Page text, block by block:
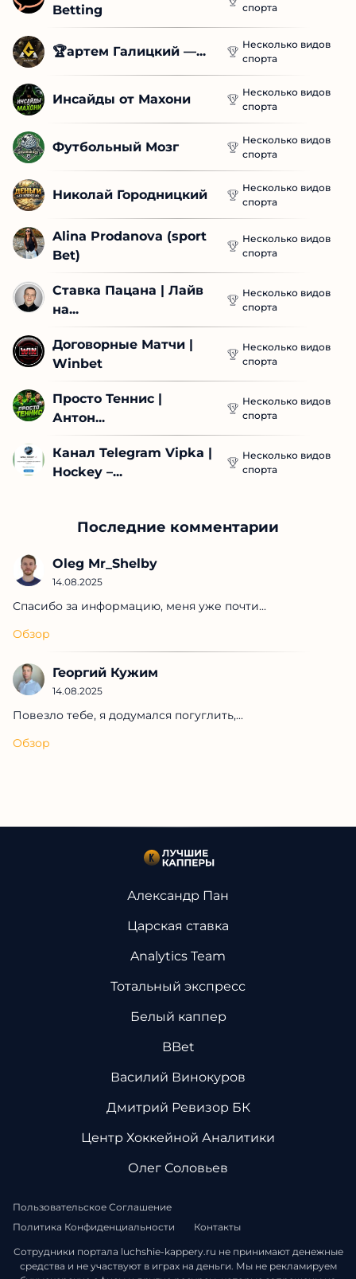
Betting
спорта
🏆артем Галицкий —...
Несколько видов
спорта
Инсайды от Махони
Несколько видов
спорта
Футбольный Мозг
Несколько видов
спорта
Николай Городницкий
Несколько видов
спорта
Alina Prodanova (sport
Bet)
Несколько видов
спорта
Ставка Пацана | Лайв
на...
Несколько видов
спорта
Договорные Матчи |
Winbet
Несколько видов
спорта
Просто Теннис |
Антон...
Несколько видов
спорта
Канал Telegram Vipka |
Hockey –...
Несколько видов
спорта
Последние комментарии
Oleg Mr_Shelby
14.08.2025
Спасибо за информацию, меня уже почти...
Обзор
Георгий Кужим
14.08.2025
Повезло тебе, я додумался погуглить,...
Обзор
Александр Пан
Царская ставка
Analytics Team
Тотальный экспресс
Белый каппер
BBet
Василий Винокуров
Дмитрий Ревизор БК
Центр Хоккейной Аналитики
Олег Соловьев
Пользовательское Соглашение
Политика Конфиденциальности
Контакты
Сотрудники портала luchshie-kappery.ru не принимают денежные
средства и не участвуют в играх на деньги. Мы не рекламируем